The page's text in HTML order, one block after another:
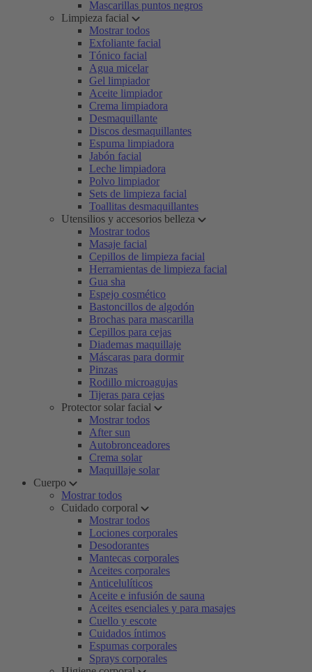
Mascarillas puntos negros
Limpieza facial
Mostrar todos
Exfoliante facial
Tónico facial
Agua micelar
Gel limpiador
Aceite limpiador
Crema limpiadora
Desmaquillante
Discos desmaquillantes
Espuma limpiadora
Jabón facial
Leche limpiadora
Polvo limpiador
Sets de limpieza facial
Toallitas desmaquillantes
Utensilios y accesorios belleza
Mostrar todos
Masaje facial
Cepillos de limpieza facial
Herramientas de limpieza facial
Gua sha
Espejo cosmético
Bastoncillos de algodón
Brochas para mascarilla
Cepillos para cejas
Diademas maquillaje
Máscaras para dormir
Pinzas
Rodillo microagujas
Tijeras para cejas
Protector solar facial
Mostrar todos
After sun
Autobronceadores
Crema solar
Maquillaje solar
Cuerpo
Mostrar todos
Cuidado corporal
Mostrar todos
Lociones corporales
Desodorantes
Mantecas corporales
Aceites corporales
Anticelulíticos
Aceite e infusión de sauna
Aceites esenciales y para masajes
Cuello y escote
Cuidados íntimos
Espumas corporales
Sprays corporales